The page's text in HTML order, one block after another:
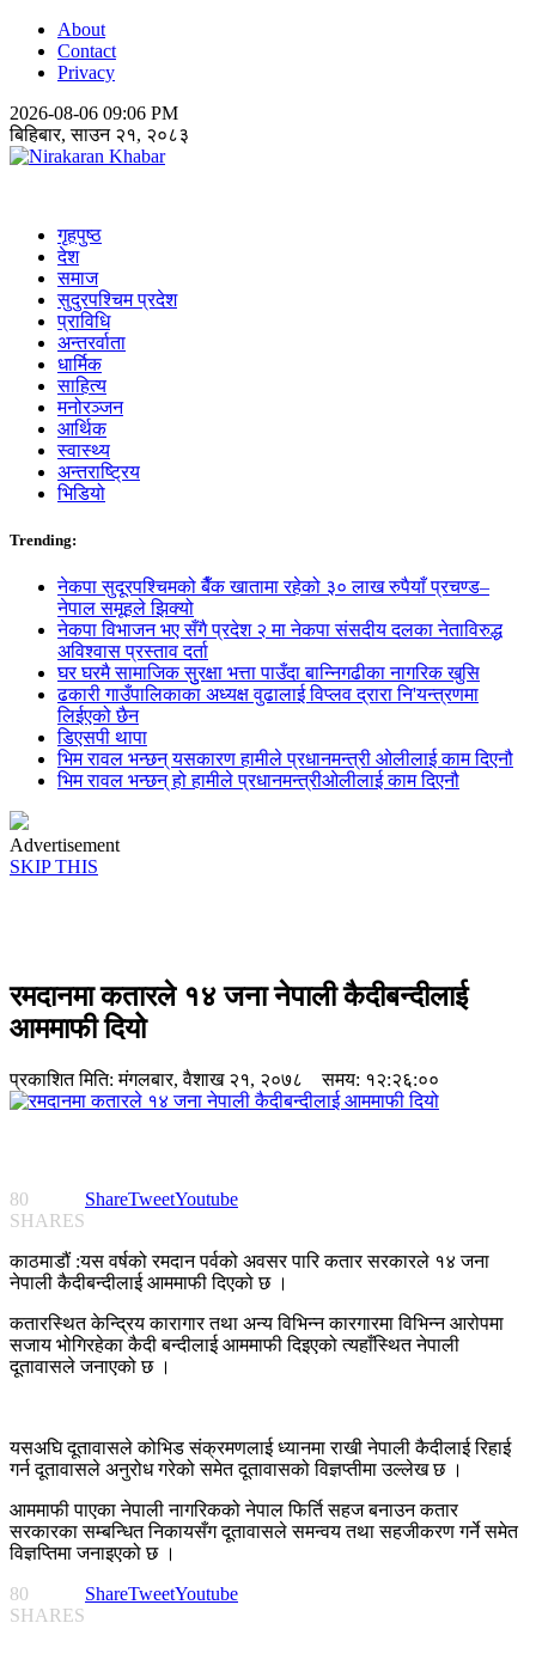
About
Contact
Privacy
2026-08-06 09:06 PM
बिहिबार, साउन २१, २०८३
गृहपुष्ठ
देश
समाज
सुदुरपश्चिम प्रदेश
प्राविधि
अन्तरर्वाता
धार्मिक
साहित्य
मनोरञ्जन
आर्थिक
स्वास्थ्य
अन्तराष्ट्रिय
भिडियो
Trending:
नेकपा सुदूरपश्चिमको बैँक खातामा रहेको ३० लाख रुपैयाँ प्रचण्ड–
नेपाल समूहले झिक्य‍ो
नेकपा विभाजन भए सँगै प्रदेश २ मा नेकपा संसदीय दलका नेताविरुद्ध
अविश्वास प्रस्ताव दर्ता
घर घरमै सामाजिक सुुरक्षा भत्ता पाउँदा बान्निगढीका नागरिक खुसि
ढकारी गाउँपालिकाका अध्यक्ष वुढालाई विप्लव द्रारा नि'यन्त्रणमा
लिईएको छैन
डिएसपी थापा
भिम रावल भन्छन् यसकारण हामीले प्रधानमन्त्री ओलीलाई काम दिएनौ
भिम रावल भन्छन् हो हामीले प्रधानमन्त्रीओलीलाई काम दिएनौ
Advertisement
SKIP THIS
रमदानमा कतारले १४ जना नेपाली कैदीबन्दीलाई
आममाफी दियो
प्रकाशित मिति:मंगलबार, वैशाख २१, २०७८ समय: १२:२६:००
80
SHARES
ShareTweetYoutube
काठमाडौं :यस वर्षको रमदान पर्वको अवसर पारि कतार सरकारले १४ जना
नेपाली कैदीबन्दीलाई आममाफी दिएको छ ।
कतारस्थित केन्द्रिय कारागार तथा अन्य विभिन्न कारगारमा विभिन्न आरोपमा
सजाय भोगिरहेका कैदी बन्दीलाई आममाफी दिइएको त्यहाँस्थित नेपाली
दूतावासले जनाएको छ ।
यसअघि दूतावासले कोभिड संक्रमणलाई ध्यानमा राखी नेपाली कैदीलाई रिहाई
गर्न दूतावासले अनुरोध गरेको समेत दूतावासको विज्ञप्तीमा उल्लेख छ ।
आममाफी पाएका नेपाली नागरिकको नेपाल फिर्ति सहज बनाउन कतार
सरकारका सम्बन्धित निकायसँग दूतावासले समन्वय तथा सहजीकरण गर्ने समेत
विज्ञप्तिमा जनाइएको छ ।
80
SHARES
ShareTweetYoutube